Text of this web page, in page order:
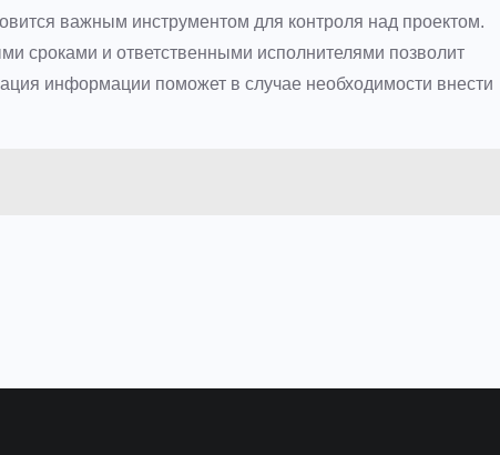
важным инструментом для контроля над проектом.
сроками и ответственными исполнителями позволит
информации поможет в случае необходимости внести